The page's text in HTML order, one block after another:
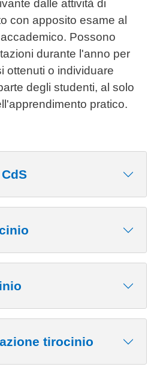
dalle attività di
con apposito esame al
Possono
durante l'anno per
ottenuti o individuare
degli studenti, al solo
pratico.
tirocinio